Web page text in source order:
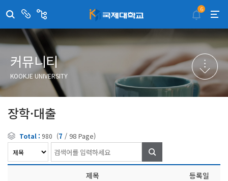
센
부
서
취·창업지원센터
국제대학교 입학안내
학술정보원
국제교류센터
산학협력단
평생교육원
교수학습지원센터
트
이메일무단수집거부
무선인터넷이용안내
포탈사이트
증명발급사이트
국제무인항공
6
커뮤니티
KOOKJE UNIVERSITY
장학·대출
Total : 980 (7 / 98 Page)
제목 등록일